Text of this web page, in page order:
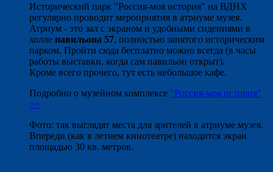
Исторический парк "Россия-моя история" на ВДНХ
регулярно проводит мероприятия в атриуме музея.
Атриум - это зал с экраном и удобными сидениями в
холле павильона 57, полностью занятого историческим
парком. Пройти сюда бесплатно можно всегда (в часы
работы выставки, когда сам павильон открыт).
Кроме всего прочего, тут есть небольшое кафе.
Подробно о музейном комплексе "Россия-моя история"
>>
Фото: так выглядят места для зрителей в атриуме музея.
Впереди (как в летнем кинотеатре) находится экран
площадью 30 кв. метров.